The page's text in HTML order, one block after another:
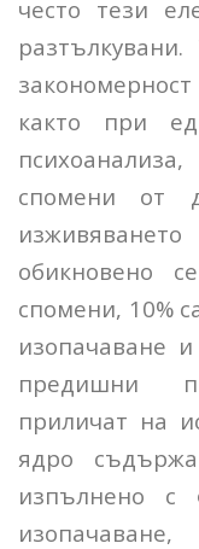
често тези
както при
спомени от
обикновено
спомени, 10%
изопачаване
предишни
приличат на
ядро
изпълнено с